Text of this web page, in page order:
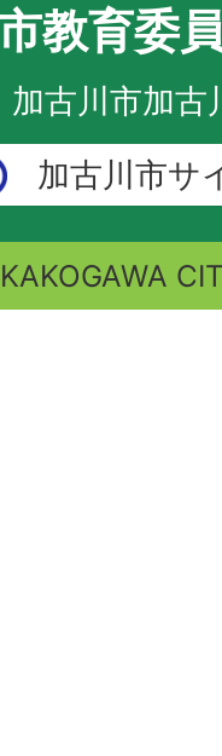
教育委
古川市加古
加古川市サ